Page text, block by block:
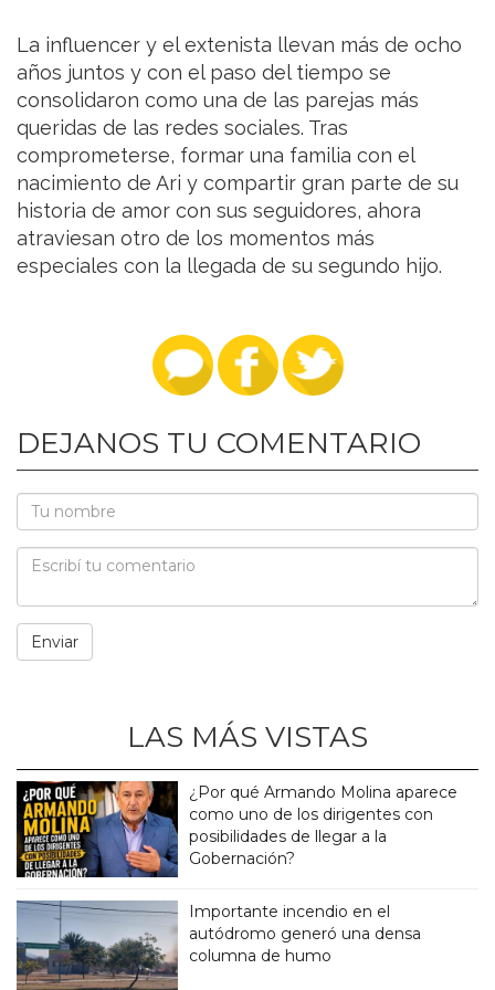
La influencer y el extenista llevan más de ocho
años juntos y con el paso del tiempo se
consolidaron como una de las parejas más
queridas de las redes sociales. Tras
comprometerse, formar una familia con el
nacimiento de Ari y compartir gran parte de su
historia de amor con sus seguidores, ahora
atraviesan otro de los momentos más
especiales con la llegada de su segundo hijo.
DEJANOS TU COMENTARIO
LAS MÁS VISTAS
¿Por qué Armando Molina aparece
como uno de los dirigentes con
posibilidades de llegar a la
Gobernación?
Importante incendio en el
autódromo generó una densa
columna de humo